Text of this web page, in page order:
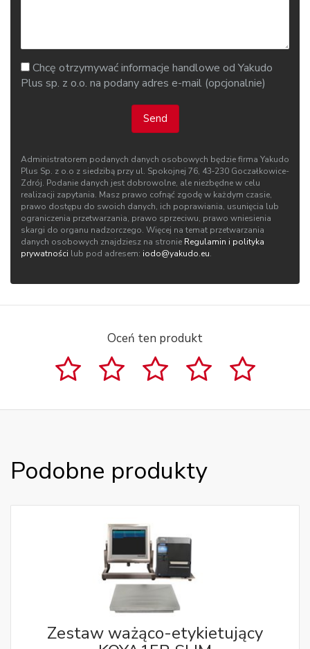
Chcę otrzymywać informacje handlowe od Yakudo
Plus sp. z o.o. na podany adres e-mail (opcjonalnie)
Send
Administratorem podanych danych osobowych będzie firma Yakudo
Plus Sp. z o.o z siedzibą przy ul. Spokojnej 76, 43‑230 Goczałkowice-
Zdrój. Podanie danych jest dobrowolne, ale niezbędne w celu
realizacji zapytania. Masz prawo cofnąć zgodę w każdym czasie,
prawo dostępu do swoich danych, ich poprawiania, usunięcia lub
ograniczenia przetwarzania, prawo sprzeciwu, prawo wniesienia
skargi do organu nadzorczego. Więcej na temat przetwarzania
danych osobowych znajdziesz na stronie Regulamin i polityka
prywatności lub pod adresem: iodo@yakudo.eu.
Oceń ten produkt
Podobne produkty
Zestaw ważąco-etykietujący